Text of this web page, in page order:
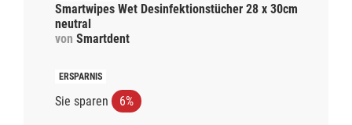
Smartwipes Wet Desinfektionstücher 28 x 30cm
neutral
von Smartdent
Sie sparen 6%